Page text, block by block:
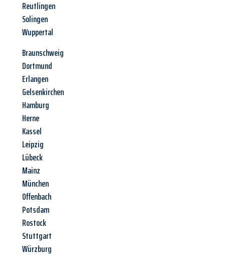
Reutlingen
Solingen
Wuppertal
Braunschweig
Dortmund
Erlangen
Gelsenkirchen
Hamburg
Herne
Kassel
Leipzig
Lübeck
Mainz
München
Offenbach
Potsdam
Rostock
Stuttgart
Würzburg